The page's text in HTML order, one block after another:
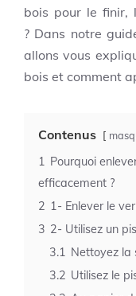
bois pour le finir,
? Dans notre
allons vous
bois et comment
Contenus
1 Pourquoi
efficacement ?
2 1- Enlever le
3 2- Utilisez un
3.1 Nettoyez la
3.2 Utilisez le